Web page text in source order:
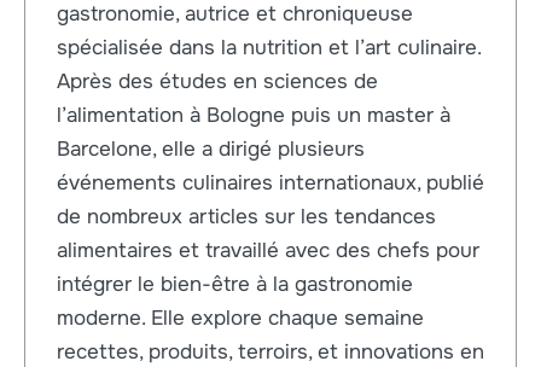
gastronomie, autrice et chroniqueuse
spécialisée dans la nutrition et l’art culinaire.
Après des études en sciences de
l’alimentation à Bologne puis un master à
Barcelone, elle a dirigé plusieurs
événements culinaires internationaux, publié
de nombreux articles sur les tendances
alimentaires et travaillé avec des chefs pour
intégrer le bien-être à la gastronomie
moderne. Elle explore chaque semaine
recettes, produits, terroirs, et innovations en